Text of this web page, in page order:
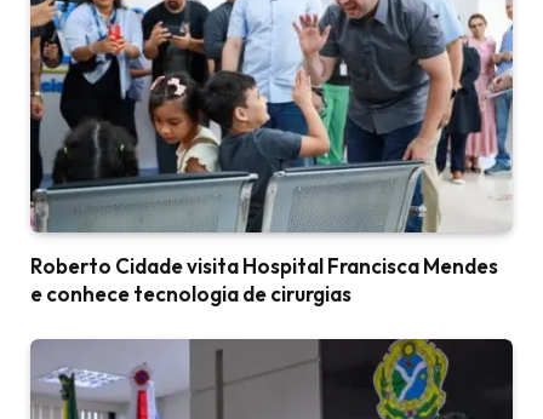
Roberto Cidade visita Hospital Francisca Mendes
e conhece tecnologia de cirurgias